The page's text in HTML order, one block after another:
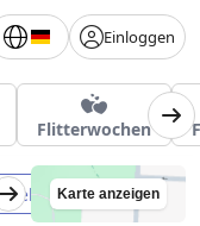
Einloggen
Flitterwochen
Mahé Takamaka
Karte anzeigen